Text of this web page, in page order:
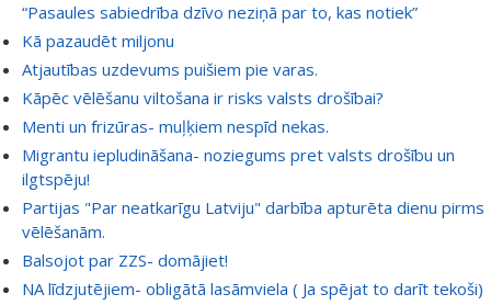
“Pasaules sabiedrība dzīvo neziņā par to, kas notiek”
Kā pazaudēt miljonu
Atjautības uzdevums puišiem pie varas.
Kāpēc vēlēšanu viltošana ir risks valsts drošībai?
Menti un frizūras- muļķiem nespīd nekas.
Migrantu iepludināšana- noziegums pret valsts drošību un
ilgtspēju!
Partijas "Par neatkarīgu Latviju" darbība apturēta dienu pirms
vēlēšanām.
Balsojot par ZZS- domājiet!
NA līdzjutējiem- obligātā lasāmviela ( Ja spējat to darīt tekoši)